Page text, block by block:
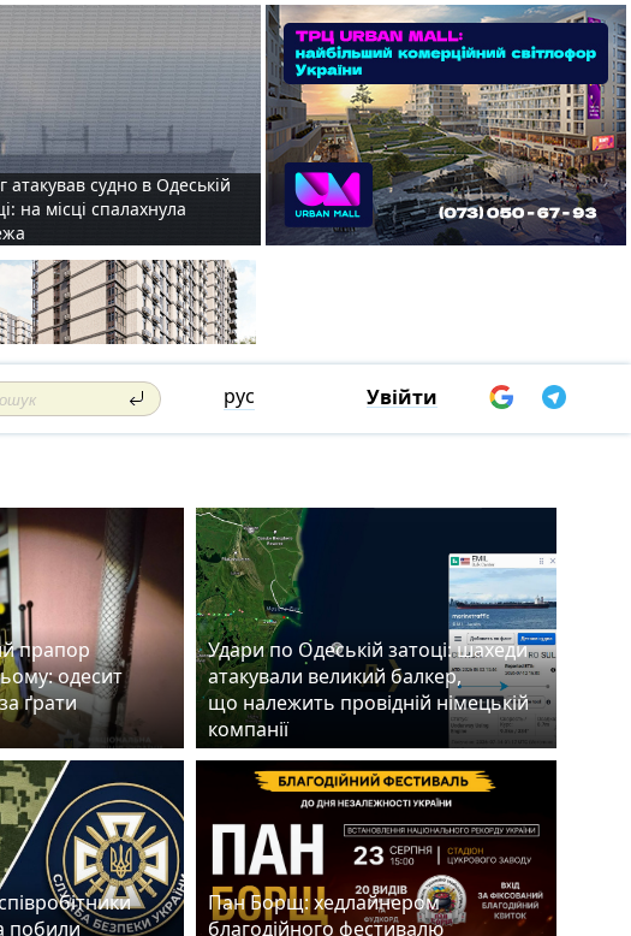
атакував судно в Одеській
на місці спалахнула
рус Увійти
прапор
одесит
ґрати
Удари по Одеській затоці: шахеди
атакували великий балкер,
що належить провідній німецькій
компанії
побили
Пан Борщ: хедлайнером
благодійного фестивалю